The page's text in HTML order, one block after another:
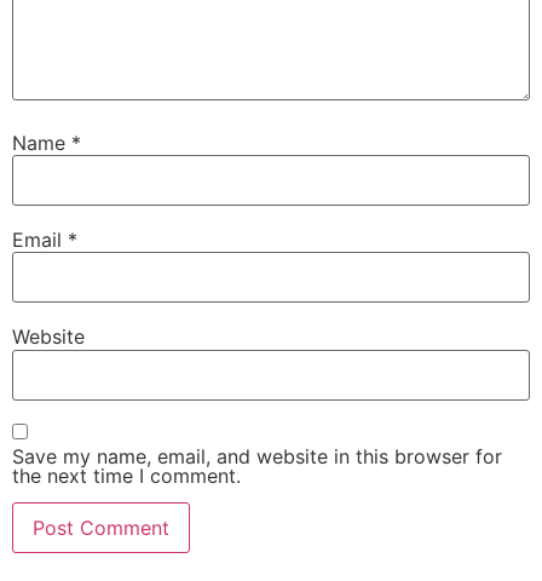
Name *
Email *
Website
Save my name, email, and website in this browser for
the next time I comment.